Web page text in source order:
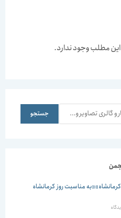
مطلب وجود ندارد.
جستجو
مناسبت روز کرمانشاه